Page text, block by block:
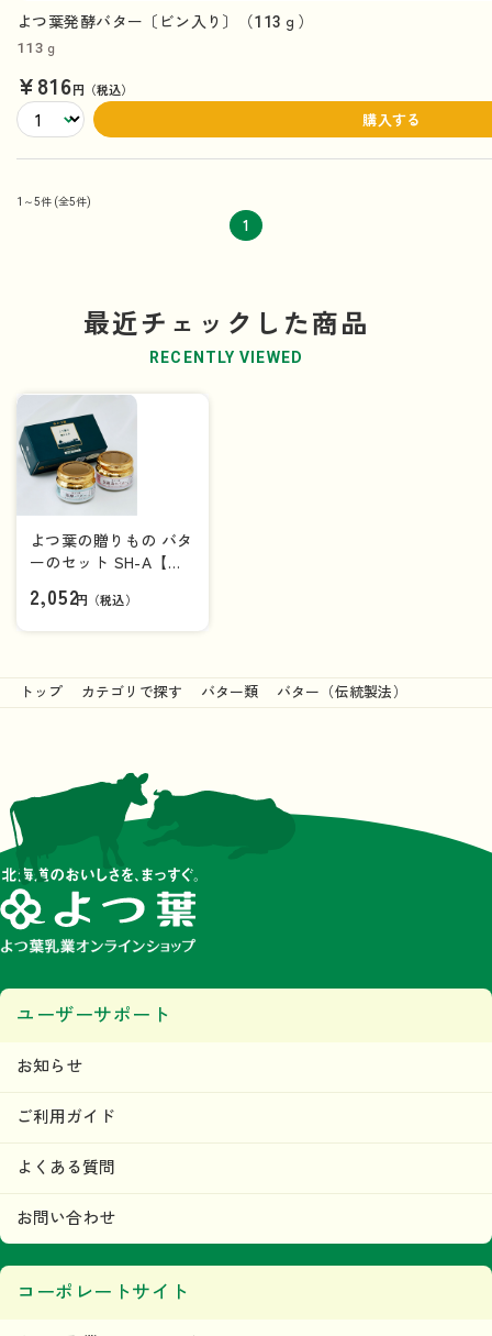
よつ葉発酵バター〔ビン入り〕（113ｇ）
113ｇ
¥816円（税込）
購入する
1～5件 (全5件)
1
最近チェックした商品
RECENTLY VIEWED
よつ葉の贈りもの バタ
ーのセット SH-A【ギ
2,052円（税込）
トップ カテゴリで探す バター類 バター（伝統製法）
ユーザーサポート
お知らせ
ご利用ガイド
よくある質問
お問い合わせ
コーポレートサイト